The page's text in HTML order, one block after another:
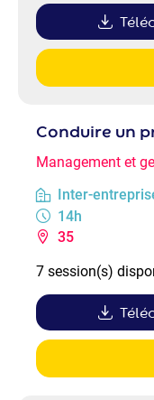
Conduire un
Management et
Inter-
14h
35
7 session(s)